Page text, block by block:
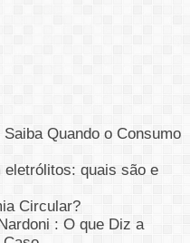
Quando o Consumo
quais são e
Circular?
: O que Diz a